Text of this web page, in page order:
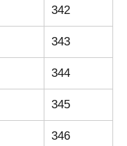
342
343
344
345
346